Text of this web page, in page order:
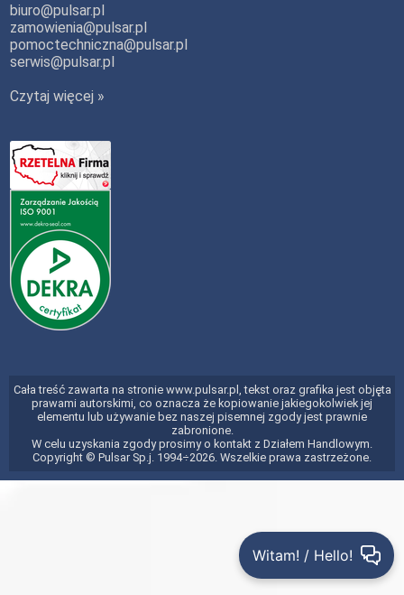
biuro@pulsar.pl
zamowienia@pulsar.pl
pomoctechniczna@pulsar.pl
serwis@pulsar.pl
Czytaj więcej »
Cała treść zawarta na stronie www.pulsar.pl, tekst oraz grafika jest objęta
prawami autorskimi, co oznacza że kopiowanie jakiegokolwiek jej
elementu lub używanie bez naszej pisemnej zgody jest prawnie
zabronione.
W celu uzyskania zgody prosimy o kontakt z Działem Handlowym.
Copyright © Pulsar Sp.j. 1994÷2026. Wszelkie prawa zastrzeżone.
Witam! / Hello!